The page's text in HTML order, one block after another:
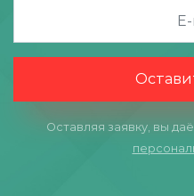
Оставляя заявку, вы